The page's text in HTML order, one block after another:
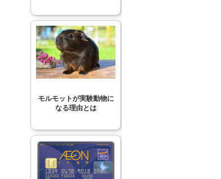
モルモットが実験動物に
なる理由とは